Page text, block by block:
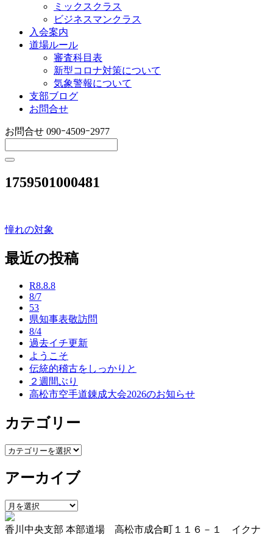
ミックスクラス
ビジネスマンクラス
入会案内
道場ルール
審査科目表
新型コロナ対策について
気象警報について
支部ブログ
お問合せ
お問合せ 090ｰ4509ｰ2977
1759501000481
投
稿
憧れの対象
最近の投稿
R8.8.8
8/7
53
県知事表敬訪問
8/4
過去イチ更新
ようこそ
伝統的稽古をしっかりと
２週間ぶり
高松市空手道錬成大会2026のお知らせ
カテゴリー
カ
ゴ
ー
アーカイブ
ア
ー
カ
香川中央支部 本部道場 高松市成合町１１６－１ イクナ